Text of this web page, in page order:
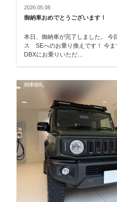
2026.05.08
御納車おめでとうございます！
本日、御納車が完了しました。 今回は、ランボルギーニ ウル
ス SEへのお乗り換えです！ 今までは、アストンマーティン
DBXにお乗りいただ…
納車御礼